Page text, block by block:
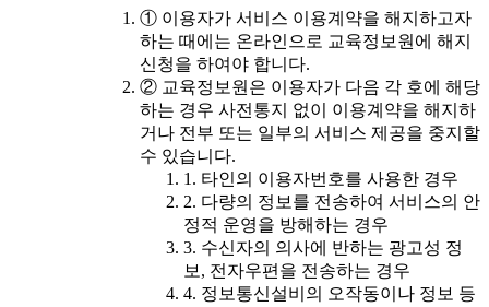
① 이용자가 서비스 이용계약을 해지하고자
하는 때에는 온라인으로 교육정보원에 해지
신청을 하여야 합니다.
② 교육정보원은 이용자가 다음 각 호에 해당
하는 경우 사전통지 없이 이용계약을 해지하
거나 전부 또는 일부의 서비스 제공을 중지할
수 있습니다.
1. 타인의 이용자번호를 사용한 경우
2. 다량의 정보를 전송하여 서비스의 안
정적 운영을 방해하는 경우
3. 수신자의 의사에 반하는 광고성 정
보, 전자우편을 전송하는 경우
4. 정보통신설비의 오작동이나 정보 등